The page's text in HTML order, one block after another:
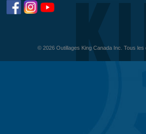
© 2026 Outillages King Canada Inc. Tous les